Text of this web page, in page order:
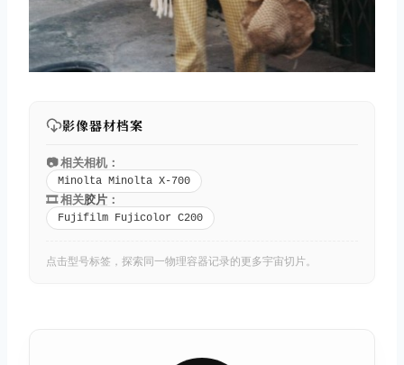
影像器材档案
📷 相关相机：
Minolta Minolta X-700
🎞️ 相关胶片 ：
Fujifilm Fujicolor C200
点击型号标签，探索同一物理容器记录的更多宇宙切片。